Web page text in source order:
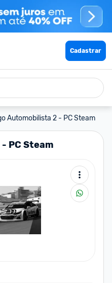
Cadastrar
Automobilista 2 - PC Steam
PC Steam